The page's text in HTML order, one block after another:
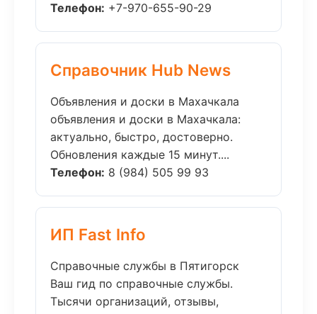
Телефон: +7-970-655-90-29
Справочник Hub News
Объявления и доски в Махачкала
объявления и доски в Махачкала:
актуально, быстро, достоверно.
Обновления каждые 15 минут....
Телефон: 8 (984) 505 99 93
ИП Fast Info
Справочные службы в Пятигорск
Ваш гид по справочные службы.
Тысячи организаций, отзывы,